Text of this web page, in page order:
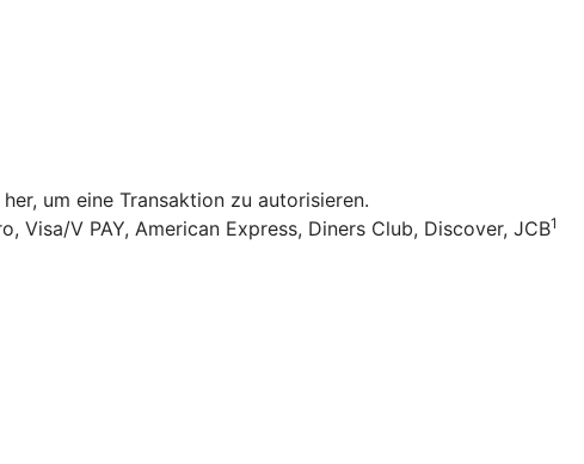
um eine Transaktion zu autorisieren.
Visa/V PAY, American Express, Diners Club, Discover, JCB1